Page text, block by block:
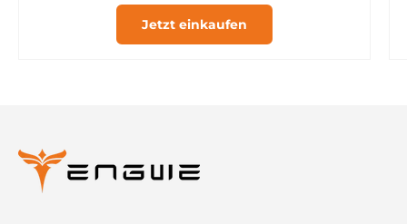
Jetzt einkaufen